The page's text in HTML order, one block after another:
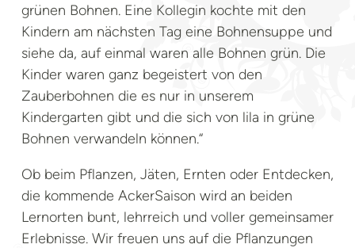
grünen Bohnen. Eine Kollegin kochte mit den
Kindern am nächsten Tag eine Bohnensuppe und
siehe da, auf einmal waren alle Bohnen grün. Die
Kinder waren ganz begeistert von den
Zauberbohnen die es nur in unserem
Kindergarten gibt und die sich von lila in grüne
Bohnen verwandeln können.“
Ob beim Pflanzen, Jäten, Ernten oder Entdecken,
die kommende AckerSaison wird an beiden
Lernorten bunt, lehrreich und voller gemeinsamer
Erlebnisse. Wir freuen uns auf die Pflanzungen